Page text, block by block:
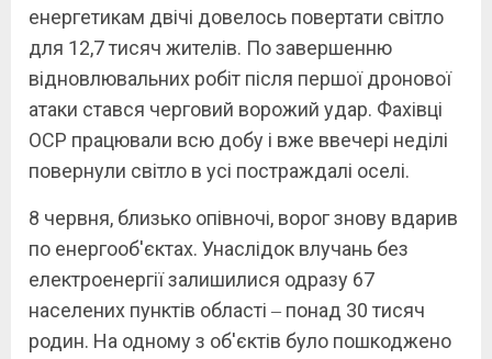
енергетикам двічі довелось повертати світло
для 12,7 тисяч жителів. По завершенню
відновлювальних робіт після першої дронової
атаки стався черговий ворожий удар. Фахівці
ОСР працювали всю добу і вже ввечері неділі
повернули світло в усі постраждалі оселі.
8 червня, близько опівночі, ворог знову вдарив
по енергооб'єктах. Унаслідок влучань без
електроенергії залишилися одразу 67
населених пунктів області ‒ понад 30 тисяч
родин. На одному з об'єктів було пошкоджено